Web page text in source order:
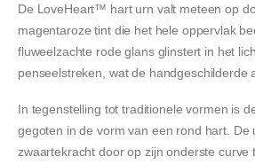
De LoveHeart™ hart urn valt meteen op
magentaroze tint die het hele oppervlak
fluweelzachte rode glans glinstert in het
penseelstreken, wat de handgeschilderde
In tegenstelling tot traditionele vormen is
gegoten in de vorm van een rond hart. De
zwaartekracht door op zijn onderste curve